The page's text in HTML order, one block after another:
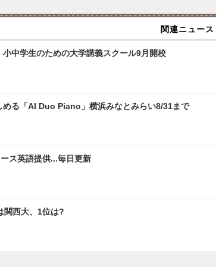
関連ニュース
小中学生のための大学講義スクール9月開校
める「AI Duo Piano」横浜みなとみらい8/31まで
ス英語提供...毎日更新
関西大、1位は?